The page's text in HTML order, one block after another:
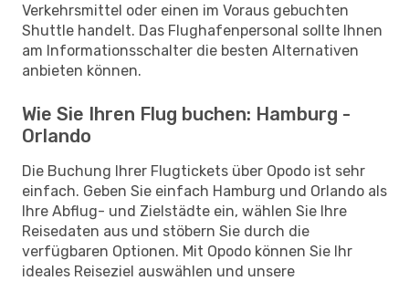
Verkehrsmittel oder einen im Voraus gebuchten
Shuttle handelt. Das Flughafenpersonal sollte Ihnen
am Informationsschalter die besten Alternativen
anbieten können.
Wie Sie Ihren Flug buchen: Hamburg -
Orlando
Die Buchung Ihrer Flugtickets über Opodo ist sehr
einfach. Geben Sie einfach Hamburg und Orlando als
Ihre Abflug- und Zielstädte ein, wählen Sie Ihre
Reisedaten aus und stöbern Sie durch die
verfügbaren Optionen. Mit Opodo können Sie Ihr
ideales Reiseziel auswählen und unsere